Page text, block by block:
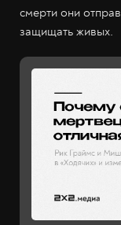
смерти они
защищать живых.